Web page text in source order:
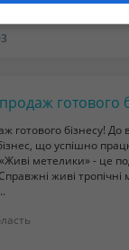
область
готового бізнесу!
що успішно
метелики» - це
живі